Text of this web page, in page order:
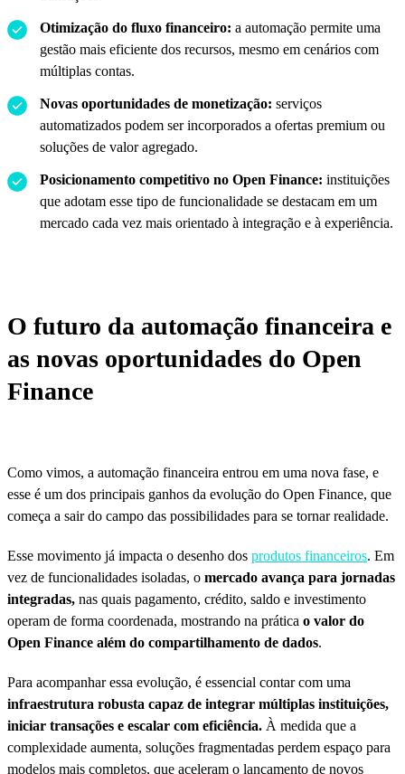
Otimização do fluxo financeiro: a automação permite uma
gestão mais eficiente dos recursos, mesmo em cenários com
múltiplas contas.
Novas oportunidades de monetização: serviços
automatizados podem ser incorporados a ofertas premium ou
soluções de valor agregado.
Posicionamento competitivo no Open Finance: instituições
que adotam esse tipo de funcionalidade se destacam em um
mercado cada vez mais orientado à integração e à experiência.
O futuro da automação financeira e
as novas oportunidades do Open
Finance
Como vimos, a automação financeira entrou em uma nova fase, e
esse é um dos principais ganhos da evolução do Open Finance, que
começa a sair do campo das possibilidades para se tornar realidade.
Esse movimento já impacta o desenho dos produtos financeiros. Em
vez de funcionalidades isoladas, o mercado avança para jornadas
integradas, nas quais pagamento, crédito, saldo e investimento
operam de forma coordenada, mostrando na prática o valor do
Open Finance além do compartilhamento de dados.
Para acompanhar essa evolução, é essencial contar com uma
infraestrutura robusta capaz de integrar múltiplas instituições,
iniciar transações e escalar com eficiência. À medida que a
complexidade aumenta, soluções fragmentadas perdem espaço para
modelos mais completos, que aceleram o lançamento de novos